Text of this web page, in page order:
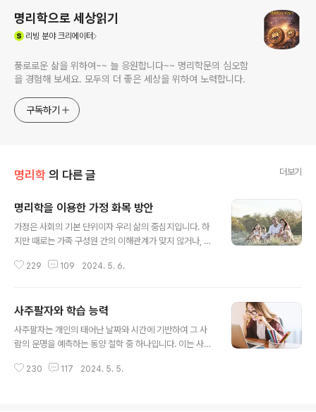
명리학으로 세상읽기
리빙 분야 크리에이터
풍로로운 삶을 위하여~~ 늘 응원합니다~~ 명리학문의 심오함
을 경험해 보세요. 모두의 더 좋은 세상을 위하여 노력합니다.
구독하기
명리학 의 다른 글 더보기
명리학을 이용한 가정 화목 방안
가정은 사회의 기본 단위이자 우리 삶의 중심지입니다. 하
지만 때로는 가족 구성원 간의 이해관계가 맞지 않거나, 서
은 개인의 운명을 분석하고, 그에 맞는 조화로운 삶을 추구
를 기반으로 그 사람의 성격, 운명, 건강 등을 분석하는 동
양의 전통적인 학문입니다. 이는 우주의 기운과 사람과의
관계를 중시하며, 개인의 운명을 긍정적으로 개선하기 위
1. 가족 구성원의 배합 이해가족 구성원 각자의 생년월일을
229 109 2024. 5. 6.
사주팔자와 학습 능력
사주팔자는 개인의 태어난 날짜와 시간에 기반하여 그 사
람의 운명을 예측하는 동양 철학 중 하나입니다. 이는 사람
다. 그런데, 사주팔자가 학습 능력에도 영향을 미친다고 생
230 117 2024. 5. 5.